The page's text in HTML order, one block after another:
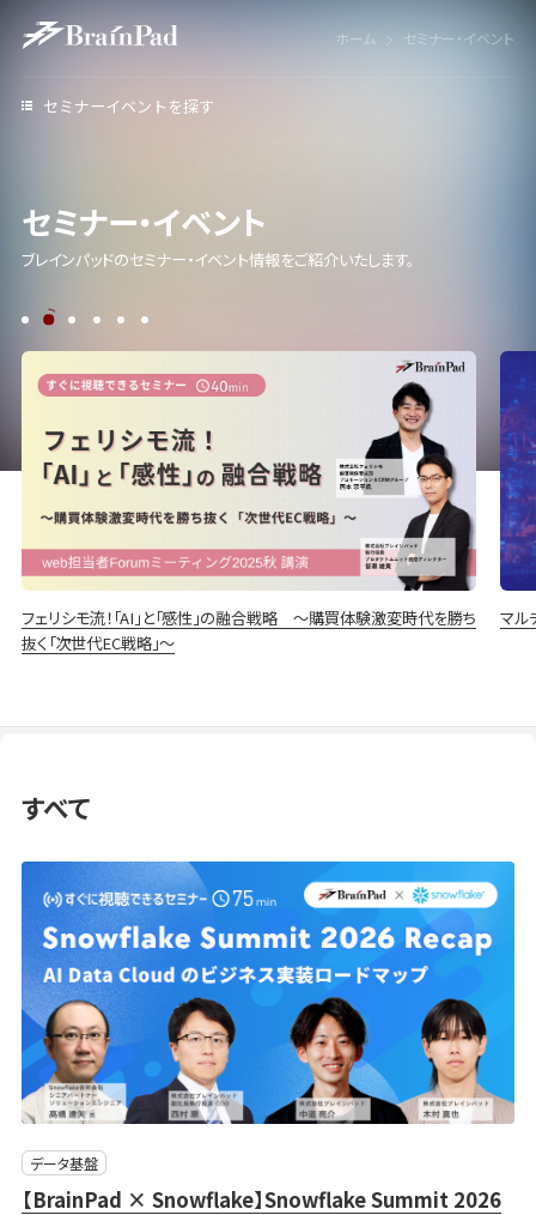
ホーム セミナー・イベント
セミナー・イベント
ブレインパッドのセミナー・イベント情報をご紹介いたします。
フェリシモ流！「AI」と「感性」の融合戦略 〜購買体験激変時代を勝ち
抜く「次世代EC戦略」〜
マル
すべて
データ基盤
【BrainPad × Snowflake】Snowflake Summit 2026
セミナーイベントを探す